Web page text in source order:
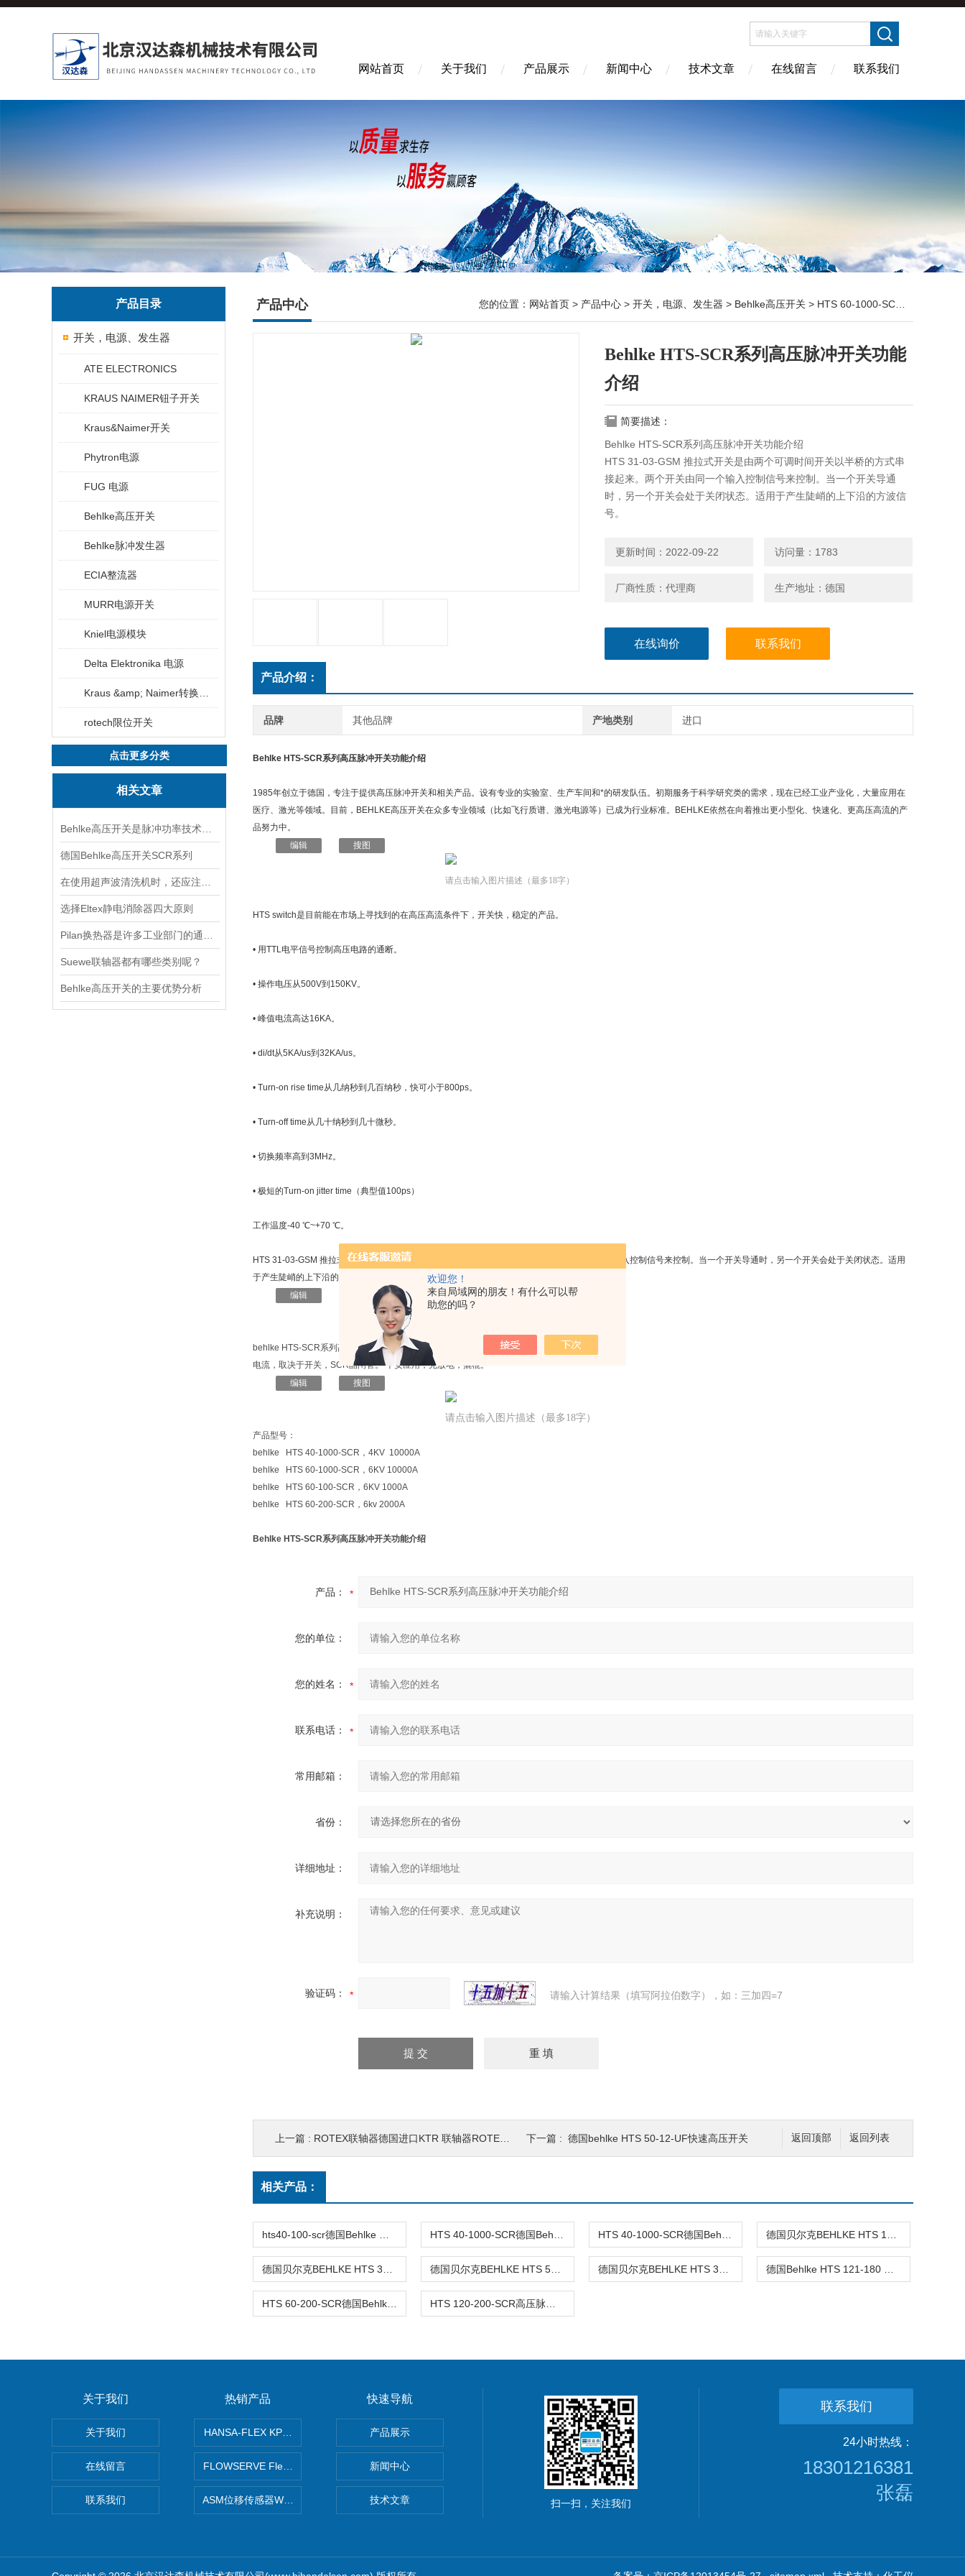
欢迎您！
来自局域网的朋友！有什么可以帮
助您的吗？
网站首页 关于我们 产品展示 新闻中心 技术文章 在线留言 联系我们
产品目录
开关，电源、发生器
ATE ELECTRONICS
KRAUS NAIMER钮子开关
Kraus&Naimer开关
Phytron电源
FUG 电源
Behlke高压开关
Behlke脉冲发生器
ECIA整流器
MURR电源开关
Kniel电源模块
Delta Elektronika 电源
rotech限位开关
点击更多分类
相关文章
德国Behlke高压开关SCR系列
选择Eltex静电消除器四大原则
Suewe联轴器都有哪些类别呢？
Behlke高压开关的主要优势分析
产品中心 您的位置： 网站首页 > 产品中心 > 开关，电源、发生器 > Behlke高压开关 > HTS 60-1000-SCRBehlke HTS-SCR系列高压脉冲开关功能介绍
Behlke HTS-SCR系列高压脉冲开关功能
介绍
简要描述：
Behlke HTS-SCR系列高压脉冲开关功能介绍
HTS 31-03-GSM 推拉式开关是由两个可调时间开关以半桥的方式串
接起来。两个开关由同一个输入控制信号来控制。当一个开关导通
时，另一个开关会处于关闭状态。适用于产生陡峭的上下沿的方波信
号。
更新时间：2022-09-22 访问量：1783
厂商性质：代理商 生产地址：德国
在线询价 联系我们
产品介绍：
品牌 其他品牌 产地类别 进口
Behlke HTS-SCR系列高压脉冲开关功能介绍
1985年创立于德国，专注于提供高压脉冲开关和相关产品。设有专业的实验室、生产车间和*的研发队伍。初期服务于科学研究类的需求，现在已经工业产业化，大量应用在
医疗、激光等领域。目前，BEHLKE高压开关在众多专业领域（比如飞行质谱、激光电源等）已成为行业标准。BEHLKE依然在向着推出更小型化、快速化、更高压高流的产
品努力中。
编辑
搜图
请点击输入图片描述（最多18字）
HTS switch是目前能在市场上寻找到的在高压高流条件下，开关快，稳定的产品。
• 用TTL电平信号控制高压电路的通断。
• 操作电压从500V到150KV。
• 峰值电流高达16KA。
• di/dt从5KA/us到32KA/us。
• Turn-on rise time从几纳秒到几百纳秒，快可小于800ps。
• Turn-off time从几十纳秒到几十微秒。
• 切换频率高到3MHz。
• 极短的Turn-on jitter time（典型值100ps）
工作温度-40 ℃~+70 ℃。
HTS 31-03-GSM 推拉式开关是由两个可调时间开关以半桥的方式串接起来。两个开关由同一个输入控制信号来控制。当一个开关导通时，另一个开关会处于关闭状态。适用
于产生陡峭的上下沿的方波信号。
编辑
behlke HTS-SCR系列高压脉冲开关
电流，取决于开关，SCR晶闸管。 千安应用，充放电，撬棍。
编辑
搜图
请点击输入图片描述（最多18字）
产品型号：
behlke HTS 40-1000-SCR，4KV 10000A
behlke HTS 60-1000-SCR，6KV 10000A
behlke HTS 60-100-SCR，6KV 1000A
behlke HTS 60-200-SCR，6kv 2000A
Behlke HTS-SCR系列高压脉冲开关功能介绍
产品：
您的单位：
您的姓名：
联系电话：
常用邮箱：
省份：
详细地址：
补充说明：
验证码： 请输入计算结果（填写阿拉伯数字），如：三加四=7
返回列表
返回顶部
上一篇 : ROTEX联轴器德国进口KTR 联轴器ROTEX标准版 下一篇 : 德国behlke HTS 50-12-UF快速高压开关
相关产品：
关于我们
关于我们
在线留言
联系我们
热销产品
HANSA-FLEX KP100P紧凑型先导软管KP106P
FLOWSERVE Flex Wedge闸阀
ASM位移传感器WS10-750
快速导航
产品展示
新闻中心
技术文章 扫一扫，关注我们
联系我们
24小时热线：
18301216381
张磊